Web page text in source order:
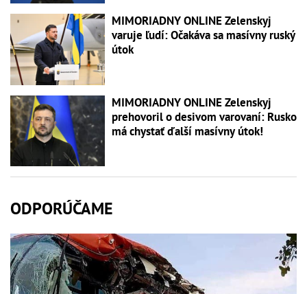
MIMORIADNY ONLINE Zelenskyj
varuje ľudí: Očakáva sa masívny ruský
útok
MIMORIADNY ONLINE Zelenskyj
prehovoril o desivom varovaní: Rusko
má chystať ďalší masívny útok!
ODPORÚČAME